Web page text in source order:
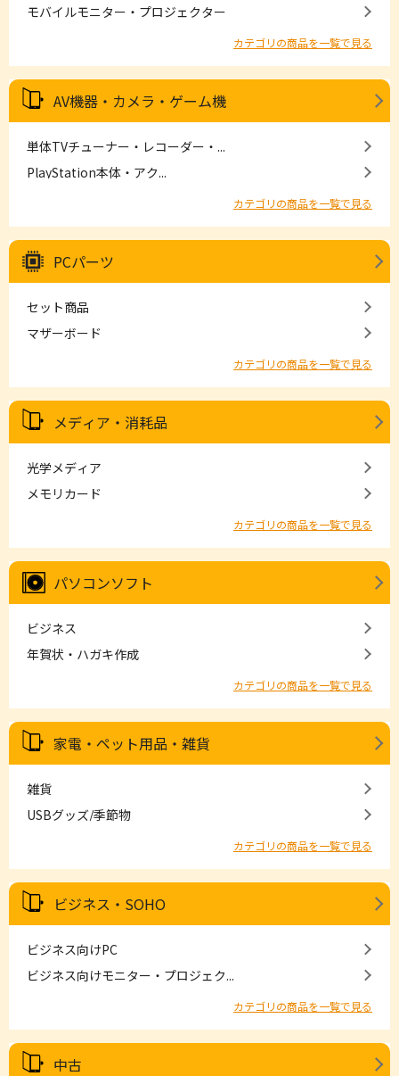
モバイルモニター・プロジェクター
カテゴリの商品を一覧で見る
AV機器・カメラ・ゲーム機
単体TVチューナー・レコーダー・...
PlayStation本体・アク...
カテゴリの商品を一覧で見る
PCパーツ
セット商品
マザーボード
カテゴリの商品を一覧で見る
メディア・消耗品
光学メディア
メモリカード
カテゴリの商品を一覧で見る
パソコンソフト
ビジネス
年賀状・ハガキ作成
カテゴリの商品を一覧で見る
家電・ペット用品・雑貨
雑貨
USBグッズ/季節物
カテゴリの商品を一覧で見る
ビジネス・SOHO
ビジネス向けPC
ビジネス向けモニター・プロジェク...
カテゴリの商品を一覧で見る
中古